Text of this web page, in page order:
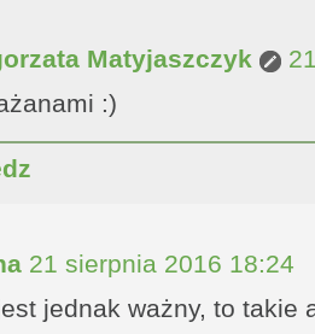
Matyjaszczyk
:)
21 sierpnia 2016 18:24
jednak ważny, to